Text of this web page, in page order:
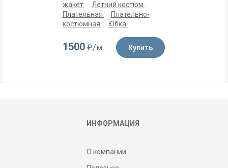
жакет
Летний костюм
Плательная
Плательно-
костюмная
Юбка
1500₽/м Купить
ИНФОРМАЦИЯ
О компании